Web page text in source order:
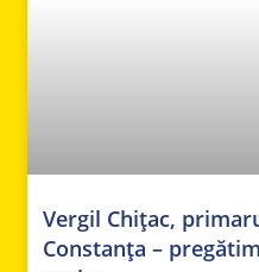
Vergil Chițac,
Constanța –